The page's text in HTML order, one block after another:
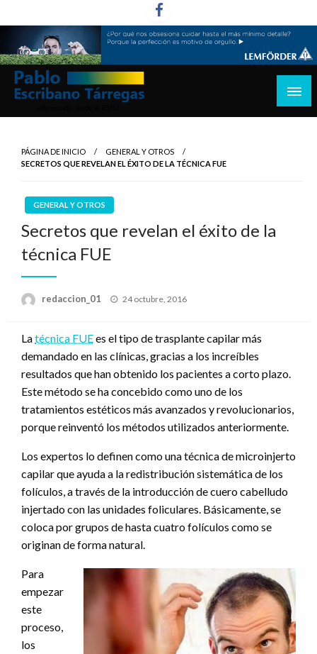
al
contenido
informando desde el 03/12
PÁGINA DE INICIO
GENERAL Y OTROS
SECRETOS QUE REVELAN EL ÉXITO DE LA TÉCNICA FUE
GENERAL Y OTROS
Secretos que revelan el éxito de la
técnica FUE
redaccion_01
Publicado
24 octubre, 2016
Latécnica FUEes el tipo de trasplante capilar más
demandado en las clínicas, gracias a los increíbles
resultados que han obtenido los pacientes a corto plazo.
Este método se ha concebido como uno de los
tratamientos estéticos más avanzados y revolucionarios,
porque reinventó los métodos utilizados anteriormente.
Los expertos lo definen como una técnica de microinjerto
capilar que ayuda a la redistribución sistemática de los
folículos, a través de la introducción de cuero cabelludo
injertado con las unidades foliculares. Básicamente, se
coloca por grupos de hasta cuatro folículos como se
originan de forma natural.
Para
empezar
este
proceso,
los